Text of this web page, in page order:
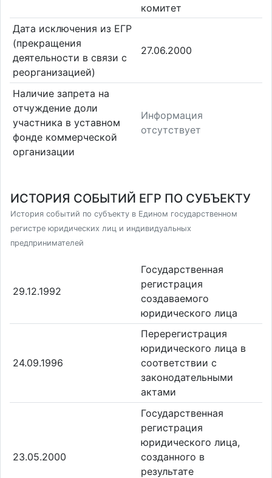
комитет
Дата исключения из ЕГР
(прекращения
деятельности в связи с
реорганизацией)
27.06.2000
Наличие запрета на
отчуждение доли
участника в уставном
фонде коммерческой
организации
Информация
отсутствует
ИСТОРИЯ СОБЫТИЙ ЕГР ПО СУБЪЕКТУ
История событий по субъекту в Едином государственном
регистре юридических лиц и индивидуальных
предпринимателей
29.12.1992
Государственная
регистрация
создаваемого
юридического лица
24.09.1996
Перерегистрация
юридического лица в
соответствии с
законодательными
актами
23.05.2000
Государственная
регистрация
юридического лица,
созданного в
результате